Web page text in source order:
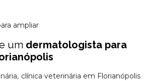
ampliar
um dermatologista para
clínica veterinária em Florianópolis